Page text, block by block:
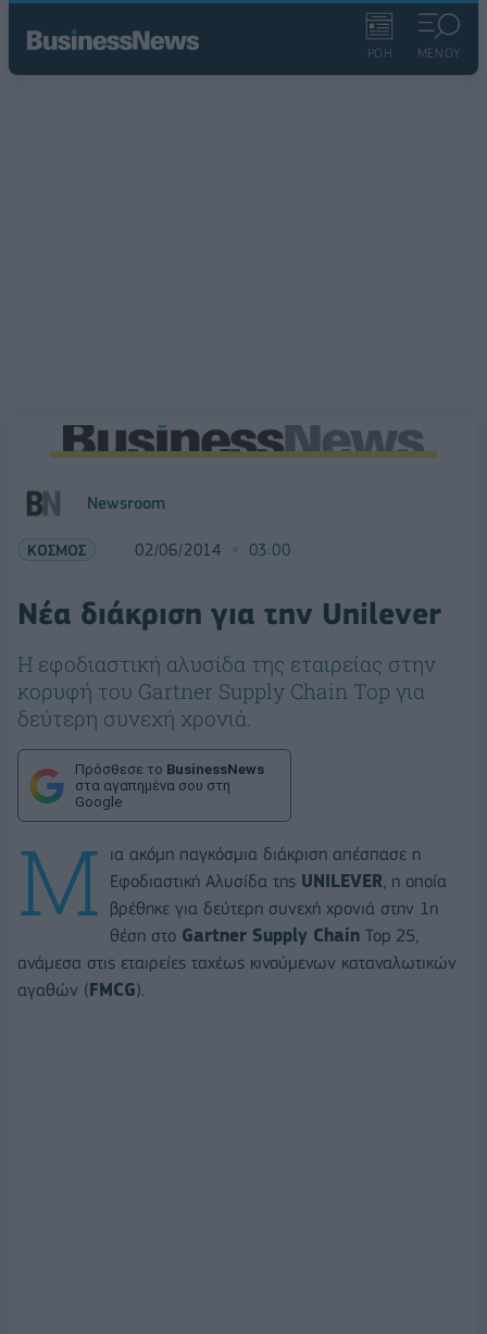
ΡΟΗ ΜΕΝΟΥ
Newsroom
ΚΟΣΜΟΣ 02/06/2014 03:00
Νέα διάκριση για την Unilever
H εφοδιαστική αλυσίδα της εταιρείας στην
κορυφή του Gartner Supply Chain Top για
δεύτερη συνεχή χρονιά.
Πρόσθεσε το BusinessNews
στα αγαπημένα σου στη
Google
Μ
ια ακόμη παγκόσμια διάκριση απέσπασε η
Εφοδιαστική Αλυσίδα της UNILEVER , η οποία
βρέθηκε για δεύτερη συνεχή χρονιά στην 1η
θέση στο Gartner Supply Chain Top 25,
ανάμεσα στις εταιρείες ταχέως κινούμενων καταναλωτικών
αγαθών (FMCG).